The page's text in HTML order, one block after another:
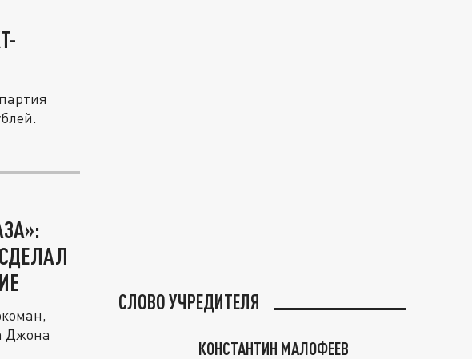
Джона
СЛОВО УЧРЕДИТЕЛЯ
КОНСТАНТИН МАЛОФЕЕВ